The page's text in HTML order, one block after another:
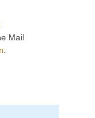
Mail